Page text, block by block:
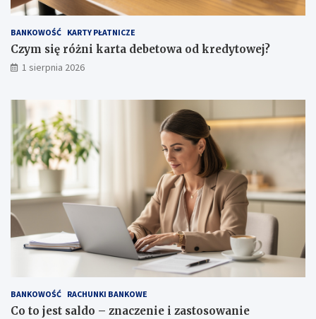
BANKOWOŚĆ KARTY PŁATNICZE
Czym się różni karta debetowa od kredytowej?
1 sierpnia 2026
BANKOWOŚĆ RACHUNKI BANKOWE
Co to jest saldo – znaczenie i zastosowanie